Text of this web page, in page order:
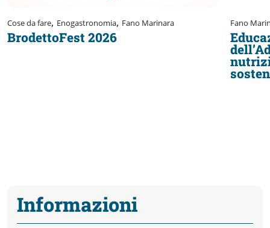
Cose da fare, Enogastronomia, Fano Marinara
BrodettoFest 2026
Fano
Informazioni